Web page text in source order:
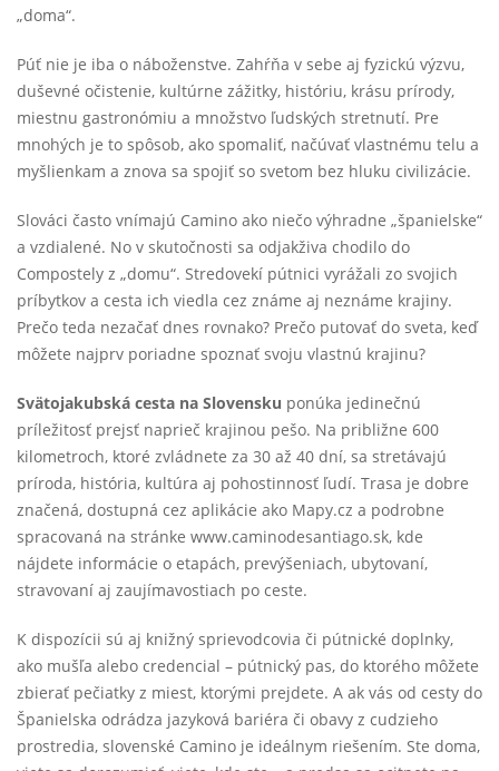
„doma“.
Púť nie je iba o náboženstve. Zahŕňa v sebe aj fyzickú výzvu,
duševné očistenie, kultúrne zážitky, históriu, krásu prírody,
miestnu gastronómiu a množstvo ľudských stretnutí. Pre
mnohých je to spôsob, ako spomaliť, načúvať vlastnému telu a
myšlienkam a znova sa spojiť so svetom bez hluku civilizácie.
Slováci často vnímajú Camino ako niečo výhradne „španielske“
a vzdialené. No v skutočnosti sa odjakživa chodilo do
Compostely z „domu“. Stredovekí pútnici vyrážali zo svojich
príbytkov a cesta ich viedla cez známe aj neznáme krajiny.
Prečo teda nezačať dnes rovnako? Prečo putovať do sveta, keď
môžete najprv poriadne spoznať svoju vlastnú krajinu?
Svätojakubská cesta na Slovensku ponúka jedinečnú
príležitosť prejsť naprieč krajinou pešo. Na približne 600
kilometroch, ktoré zvládnete za 30 až 40 dní, sa stretávajú
príroda, história, kultúra aj pohostinnosť ľudí. Trasa je dobre
značená, dostupná cez aplikácie ako Mapy.cz a podrobne
spracovaná na stránke www.caminodesantiago.sk, kde
nájdete informácie o etapách, prevýšeniach, ubytovaní,
stravovaní aj zaujímavostiach po ceste.
K dispozícii sú aj knižný sprievodcovia či pútnické doplnky,
ako mušľa alebo credencial – pútnický pas, do ktorého môžete
zbierať pečiatky z miest, ktorými prejdete. A ak vás od cesty do
Španielska odrádza jazyková bariéra či obavy z cudzieho
prostredia, slovenské Camino je ideálnym riešením. Ste doma,